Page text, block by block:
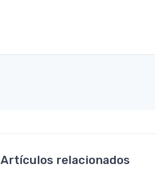
Artículos relacionados